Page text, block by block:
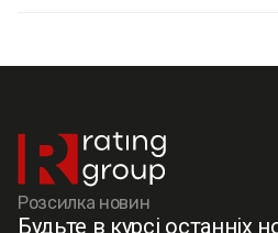
Розсилка новин
Будьте в курсі останніх